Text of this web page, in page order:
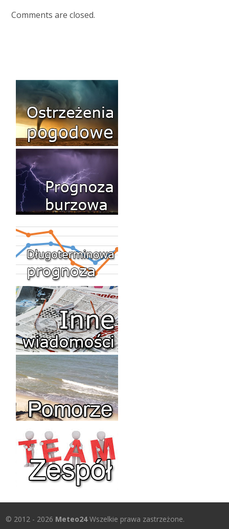
Comments are closed.
© 2012 - 2026 Meteo24Wszelkie prawa zastrzeżone.